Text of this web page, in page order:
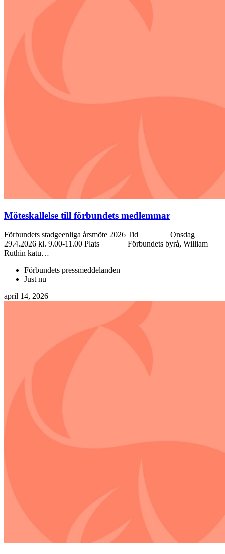
Möteskallelse till förbundets medlemmar
Förbundets stadgeenliga årsmöte 2026 Tid Onsdag
29.4.2026 kl. 9.00-11.00 Plats Förbundets byrå, William
Ruthin katu…
Förbundets pressmeddelanden
Just nu
april 14, 2026